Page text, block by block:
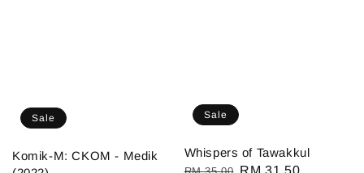
Sale
Komik-M: CKOM - Medik
Sale
Whispers of Tawakkul